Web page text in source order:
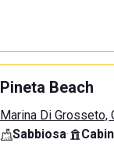
Pineta Beach
Marina Di Grosseto,
Sabbiosa·